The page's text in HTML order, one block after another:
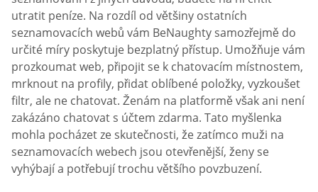
utratit peníze. Na rozdíl od většiny ostatních
seznamovacích webů vám BeNaughty samozřejmě do
určité míry poskytuje bezplatný přístup. Umožňuje vám
prozkoumat web, připojit se k chatovacím místnostem,
mrknout na profily, přidat oblíbené položky, vyzkoušet
filtr, ale ne chatovat. Ženám na platformě však ani není
zakázáno chatovat s účtem zdarma. Tato myšlenka
mohla pocházet ze skutečnosti, že zatímco muži na
seznamovacích webech jsou otevřenější, ženy se
vyhýbají a potřebují trochu většího povzbuzení.